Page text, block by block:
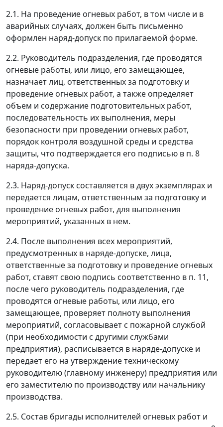
2.1. На проведение огневых работ, в том числе и в
аварийных случаях, должен быть письменно
оформлен наряд-допуск по прилагаемой форме.
2.2. Руководитель подразделения, где проводятся
огневые работы, или лицо, его замещающее,
назначает лиц, ответственных за подготовку и
проведение огневых работ, а также определяет
объем и содержание подготовительных работ,
последовательность их выполнения, меры
безопасности при проведении огневых работ,
порядок контроля воздушной среды и средства
защиты, что подтверждается его подписью в п. 8
наряда-допуска.
2.3. Наряд-допуск составляется в двух экземплярах и
передается лицам, ответственным за подготовку и
проведение огневых работ, для выполнения
мероприятий, указанных в нем.
2.4. После выполнения всех мероприятий,
предусмотренных в наряде-допуске, лица,
ответственные за подготовку и проведение огневых
работ, ставят свою подпись соответственно в п. 11,
после чего руководитель подразделения, где
проводятся огневые работы, или лицо, его
замещающее, проверяет полноту выполнения
мероприятий, согласовывает с пожарной службой
(при необходимости с другими службами
предприятия), расписывается в наряде-допуске и
передает его на утверждение техническому
руководителю (главному инженеру) предприятия или
его заместителю по производству или начальнику
производства.
2.5. Состав бригады исполнителей огневых работ и